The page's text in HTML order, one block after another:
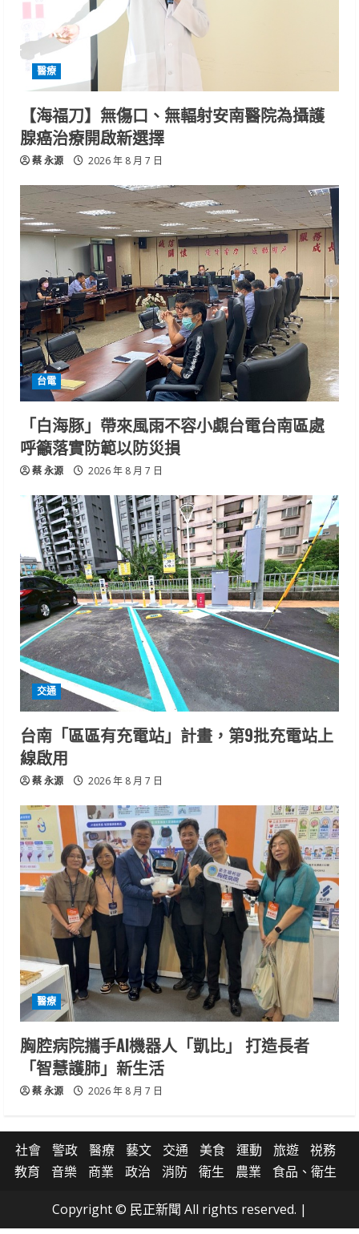
醫療
【海福刀】無傷口、無輻射安南醫院為攝護
腺癌治療開啟新選擇
蔡 永源 2026 年 8 月 7 日
台電
「白海豚」帶來風雨不容小覷台電台南區處
呼籲落實防範以防災損
蔡 永源 2026 年 8 月 7 日
交通
台南「區區有充電站」計畫，第9批充電站上
線啟用
蔡 永源 2026 年 8 月 7 日
醫療
胸腔病院攜手AI機器人「凱比」 打造長者
「智慧護肺」新生活
蔡 永源 2026 年 8 月 7 日
社會 警政 醫療 藝文 交通 美食 運動 旅遊
祱務
教育
音樂 商業 政治 消防 衛生 農業 食品、衛生
Copyright © 民正新聞 All rights reserved. |